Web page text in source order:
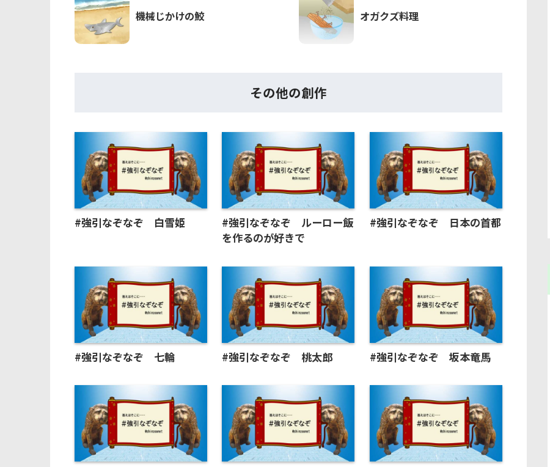
機械じかけの鮫 オガクズ料理
その他の創作
#強引なぞなぞ 白雪姫
#強引なぞなぞ ルーロー飯
を作るのが好きで
#強引なぞなぞ 日本の首都
#強引なぞなぞ 七輪 #強引なぞなぞ 桃太郎 #強引なぞなぞ 坂本竜馬